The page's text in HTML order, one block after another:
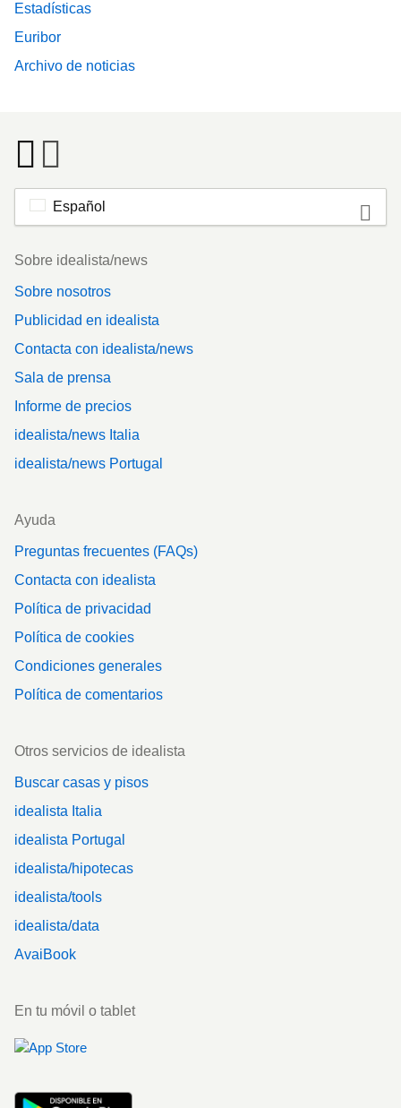
Estadísticas
Euribor
Archivo de noticias
Español
Footer
Sobre idealista/news
Sobre nosotros
Publicidad en idealista
Contacta con idealista/news
Sala de prensa
Informe de precios
idealista/news Italia
idealista/news Portugal
Ayuda
Preguntas frecuentes (FAQs)
Contacta con idealista
Política de privacidad
Política de cookies
Condiciones generales
Política de comentarios
Otros servicios de idealista
Buscar casas y pisos
idealista Italia
idealista Portugal
idealista/hipotecas
idealista/tools
idealista/data
AvaiBook
En tu móvil o tablet